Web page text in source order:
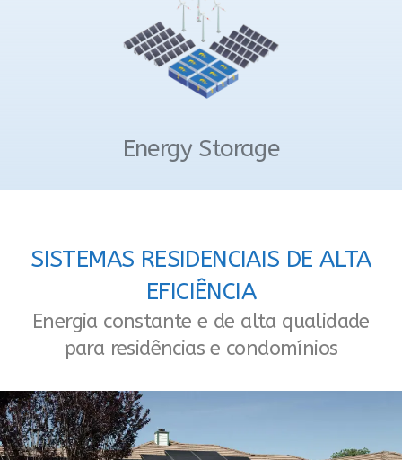
Energy Storage
SISTEMAS RESIDENCIAIS DE ALTA
EFICIÊNCIA
Energia constante e de alta qualidade
para residências e condomínios